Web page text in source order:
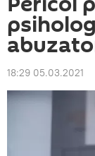
18:29 05.03.2021